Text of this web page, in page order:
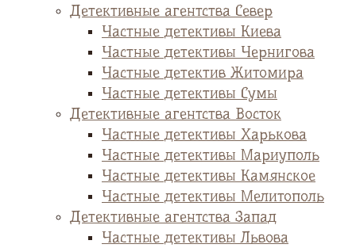
Детективные агентства Север
Частные детективы Киева
Частные детективы Чернигова
Частные детектив Житомира
Частные детективы Сумы
Детективные агентства Восток
Частные детективы Харькова
Частные детективы Мариуполь
Частные детективы Камянское
Частные детективы Мелитополь
Детективные агентства Запад
Частные детективы Львова